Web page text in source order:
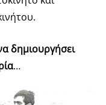
δημιουργήσει
…